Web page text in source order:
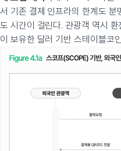
서 기존 결제 인프라의 한계도
도 시간이 걸린다. 관광객 역시
이 보유한 달러 기반 스테이블코